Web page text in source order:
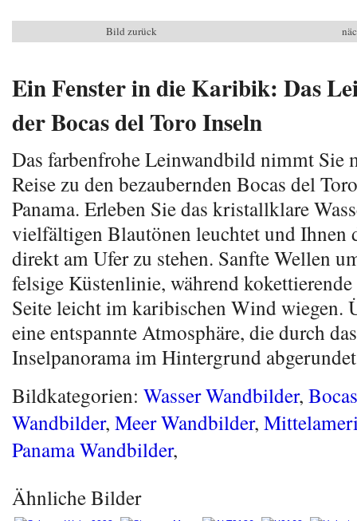
Bild zurück
Ein Fenster in die Karibik: Das
der Bocas del Toro Inseln
Das farbenfrohe Leinwandbild nimmt Sie
Reise zu den bezaubernden Bocas del
Panama. Erleben Sie das kristallklare
vielfältigen Blautönen leuchtet und Ihnen
direkt am Ufer zu stehen. Sanfte Wellen
felsige Küstenlinie, während kokettierende
Seite leicht im karibischen Wind wiegen.
eine entspannte Atmosphäre, die durch
Inselpanorama im Hintergrund
Bildkategorien: Wasser Wandbilder,
Wandbilder, Meer Wandbilder,
Panama Wandbilder,
Ähnliche Bilder